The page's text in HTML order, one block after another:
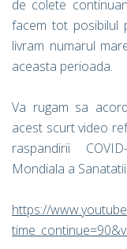
de colete
facem tot posibilul
livram numarul
aceasta perioada.
Va rugam sa
acest scurt video
raspandirii
Mondiala a Sanatatii.
https://